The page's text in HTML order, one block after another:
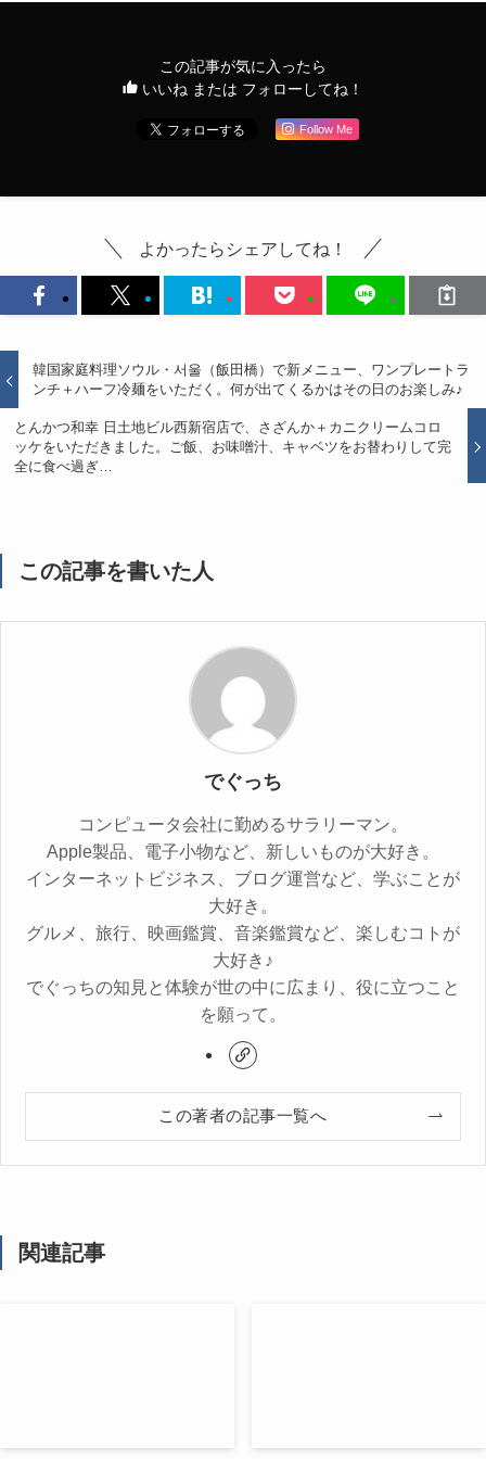
この記事が気に入ったら
いいね または フォローしてね！
Follow Me
よかったらシェアしてね！
韓国家庭料理ソウル・서울（飯田橋）で新メニュー、ワンプレートラ
ンチ＋ハーフ冷麺をいただく。何が出てくるかはその日のお楽しみ♪
とんかつ和幸 日土地ビル西新宿店で、さざんか＋カニクリームコロ
ッケをいただきました。ご飯、お味噌汁、キャベツをお替わりして完
全に食べ過ぎ…
この記事を書いた人
でぐっち
コンピュータ会社に勤めるサラリーマン。
Apple製品、電子小物など、新しいものが大好き。
インターネットビジネス、ブログ運営など、学ぶことが
大好き。
グルメ、旅行、映画鑑賞、音楽鑑賞など、楽しむコトが
大好き♪
でぐっちの知見と体験が世の中に広まり、役に立つこと
を願って。
この著者の記事一覧へ
関連記事